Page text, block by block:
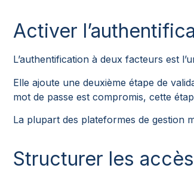
Activer
L’authentification à deux facteurs est
Elle ajoute une deuxième étape de
mot de passe est compromis, cette
La plupart des plateformes de gestion
Structurer les